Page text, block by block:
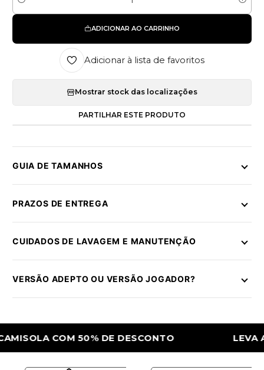
Quantidade
ADICIONAR AO CARRINHO
Adicionar à lista de favoritos
Mostrar stock das localizações
PARTILHAR ESTE PRODUTO
GUIA DE TAMANHOS
PRAZOS DE ENTREGA
CUIDADOS DE LAVAGEM E MANUTENÇÃO
VERSÃO ADEPTO OU VERSÃO JOGADOR?
COM 50% DE DESCONTO LEVA A 2ª